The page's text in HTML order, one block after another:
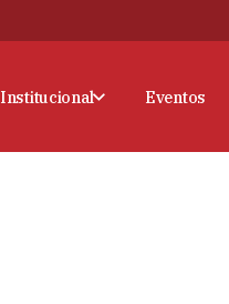
Institucional Eventos